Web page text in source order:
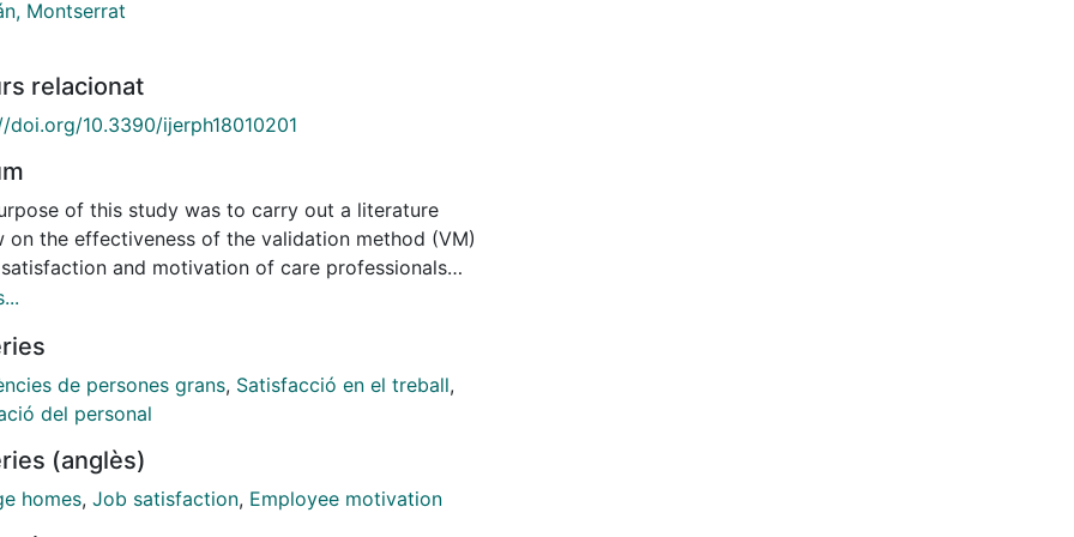
Montserrat
relacionat
doi.org/10.3390/ijerph18010201
of this study was to carry out a literature
on the effectiveness of the validation method (VM)
and motivation of care professionals
with older people in nursing homes. The review
PubMed, Web of Science (WOS), Google
Scielo, and Cochrane Database of Systematic
9046 results were obtained, out of which a total
one single case series, two quasi-
and two mixed methods studies. The results
de persones grans, Satisfacció en el treball,
del personal
(anglès)
homes, Job satisfaction, Employee motivation